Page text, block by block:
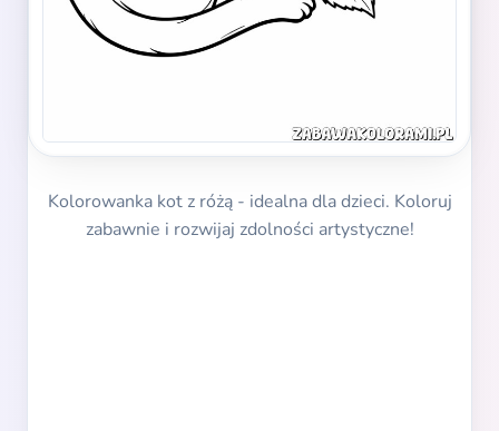
Kolorowanka kot z różą - idealna dla dzieci. Koloruj
zabawnie i rozwijaj zdolności artystyczne!